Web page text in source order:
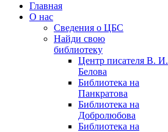
Главная
О нас
Сведения о ЦБС
Найди свою
библиотеку
Центр писателя В. И.
Белова
Библиотека на
Панкратова
Библиотека на
Добролюбова
Библиотека на